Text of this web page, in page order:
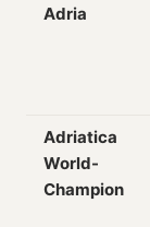
Adria
Adriatica
World-
Champion